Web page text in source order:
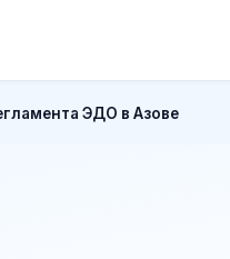
ЭДО в Азове